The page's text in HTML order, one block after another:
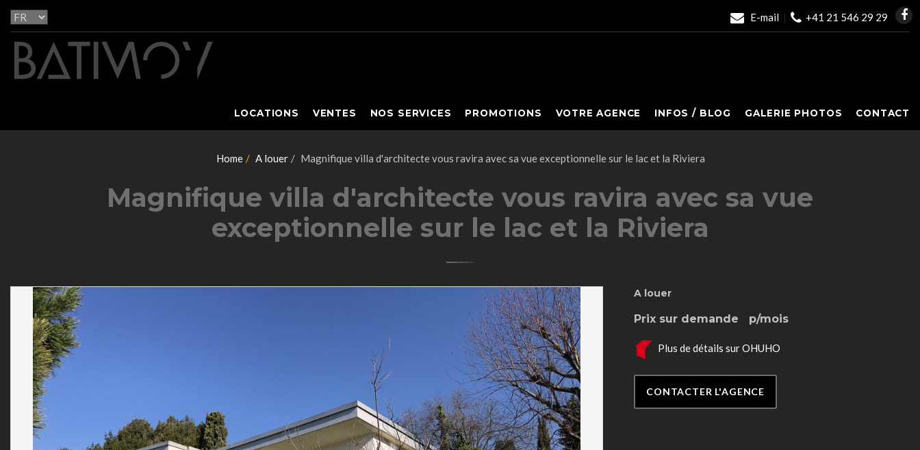
E-mail | +41 21 546 29 29
LOCATIONS VENTES NOS SERVICES PROMOTIONS VOTRE AGENCE INFOS / BLOG GALERIE PHOTOS CONTACT
Home A louer Magnifique villa d'architecte vous ravira avec sa vue exceptionnelle sur le lac et la Riviera
Magnifique villa d'architecte vous ravira avec sa vue
exceptionnelle sur le lac et la Riviera
A louer
Prix sur demande p/mois
Plus de détails sur OHUHO
CONTACTER L'AGENCE